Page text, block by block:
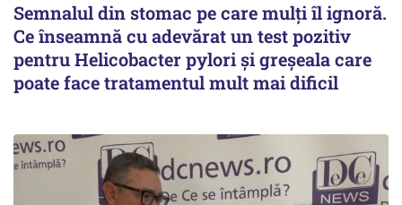
Semnalul din stomac pe care mulți îl ignoră.
Ce înseamnă cu adevărat un test pozitiv
pentru Helicobacter pylori și greșeala care
poate face tratamentul mult mai dificil